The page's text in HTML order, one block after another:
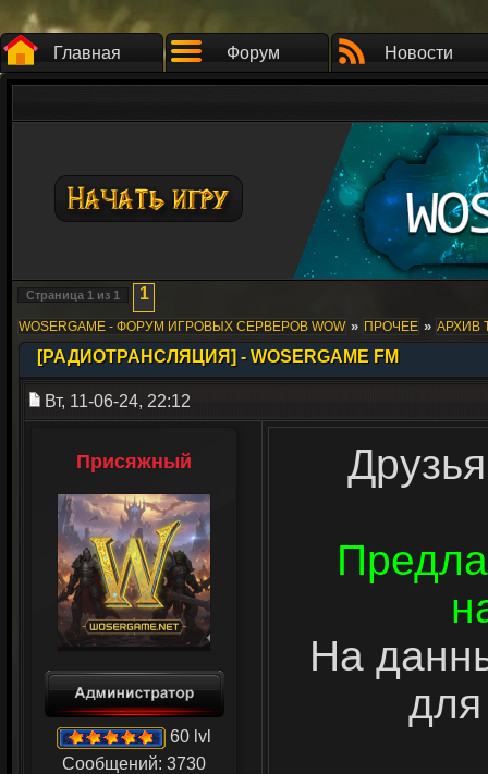
Главная Форум Новости
Страница 1 из 1 1
WOSERGAME - ФОРУМ ИГРОВЫХ СЕРВЕРОВ WOW » ПРОЧЕЕ » АРХИВ
[РАДИОТРАНСЛЯЦИЯ] - WOSERGAME FM
Вт, 11-06-24, 22:12
Присяжный
60 lvl
Сообщений: 3730
На